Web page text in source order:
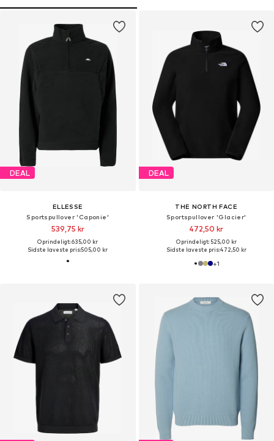
DEAL
ELLESSE
Sportspullover 'Caponie'
539,75 kr
Oprindeligt: 635,00 kr
Sidste laveste pris:505,00 kr
DEAL
THE NORTH FACE
Sportspullover 'Glacier'
472,50 kr
Oprindeligt: 525,00 kr
Sidste laveste pris:472,50 kr
+1